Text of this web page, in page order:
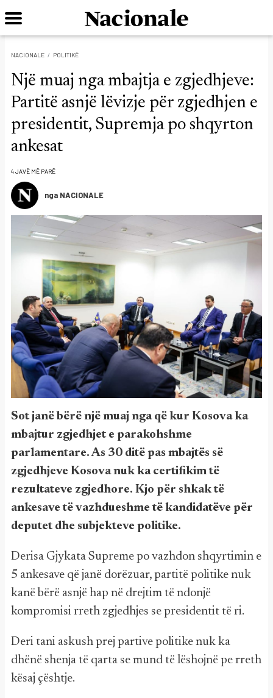
NACIONALE POLITIKË
Një muaj nga mbajtja e zgjedhjeve:
Partitë asnjë lëvizje për zgjedhjen e
presidentit, Supremja po shqyrton
ankesat
4 JAVË MË PARË
nga NACIONALE
Sot janë bërë një muaj nga që kur Kosova ka
mbajtur zgjedhjet e parakohshme
parlamentare. As 30 ditë pas mbajtës së
zgjedhjeve Kosova nuk ka certifikim të
rezultateve zgjedhore. Kjo për shkak të
ankesave të vazhdueshme të kandidatëve për
deputet dhe subjekteve politike.
Derisa Gjykata Supreme po vazhdon shqyrtimin e
5 ankesave që janë dorëzuar, partitë politike nuk
kanë bërë asnjë hap në drejtim të ndonjë
kompromisi rreth zgjedhjes se presidentit të ri.
Deri tani askush prej partive politike nuk ka
dhënë shenja të qarta se mund të lëshojnë pe rreth
kësaj çështje.